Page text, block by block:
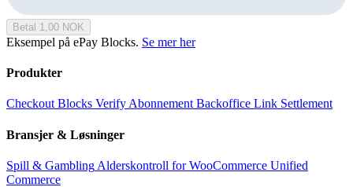
Betal 1,00 NOK
Eksempel på ePay Blocks. Se mer her
Produkter
Checkout Blocks VerifyAbonnement Backoffice Link Settlement
Bransjer & Løsninger
Spill & Gambling Alderskontroll for WooCommerce Unified
Commerce